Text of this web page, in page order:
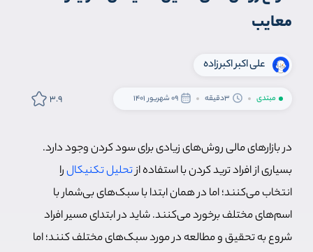
معایب
علی اکبر اکبرزاده
مبتدی 3دقیقه 09 شهریور 1401 3.9
در بازارهای مالی روش‌های زیادی برای سود کردن وجود دارد.
بسیاری از افراد ترید کردن با استفاده ازتحلیل تکنیکالرا
انتخاب می‌کنند؛ اما در همان ابتدا با سبک‌های بی‌شمار با
اسم‌های مختلف برخورد می‌کنند. شاید در ابتدای مسیر افراد
شروع به تحقیق و مطالعه در مورد سبک‌های مختلف کنند؛ اما